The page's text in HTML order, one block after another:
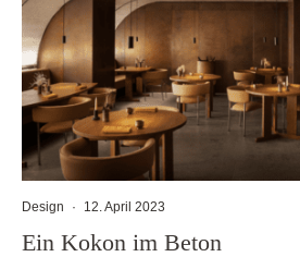
Design · 12. April 2023
Ein Kokon im Beton